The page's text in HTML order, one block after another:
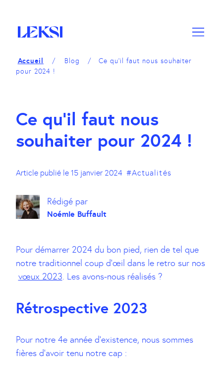
Accueil Blog
Ce qu’il faut nous souhaiter
pour 2024 !
Ce qu’il faut nous
souhaiter pour 2024 !
Article publié le 15 janvier 2024 #Actualités
Rédigé par
Noémie Buffault
Pour démarrer 2024 du bon pied, rien de tel que
notre traditionnel coup d’œil dans le retro sur nos
vœux 2023. Les avons-nous réalisés ?
Rétrospective 2023
Pour notre 4e année d’existence, nous sommes
fières d’avoir tenu notre cap :